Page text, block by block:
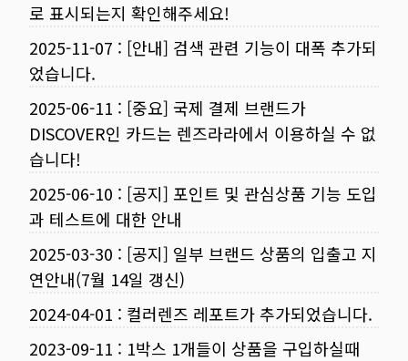
로 표시되는지 확인해주세요!
2025-11-07 : [안내] 검색 관련 기능이 대폭 추가되
었습니다.
2025-06-11 : [중요] 국제 결제 브랜드가
DISCOVER인 카드는 렌즈라라에서 이용하실 수 없
습니다!
2025-06-10 : [공지] 포인트 및 관심상품 기능 도입
과 테스트에 대한 안내
2025-03-30 : [공지] 일부 브랜드 상품의 입출고 지
연안내(7월 14일 갱신)
2024-04-01 : 컬러렌즈 레포트가 추가되었습니다.
2023-09-11 : 1박스 1개들이 상품을 구입하실때